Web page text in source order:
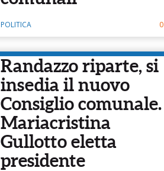
POLITICA 0
Randazzo riparte, si
insedia il nuovo
Consiglio comunale.
Mariacristina
Gullotto eletta
presidente